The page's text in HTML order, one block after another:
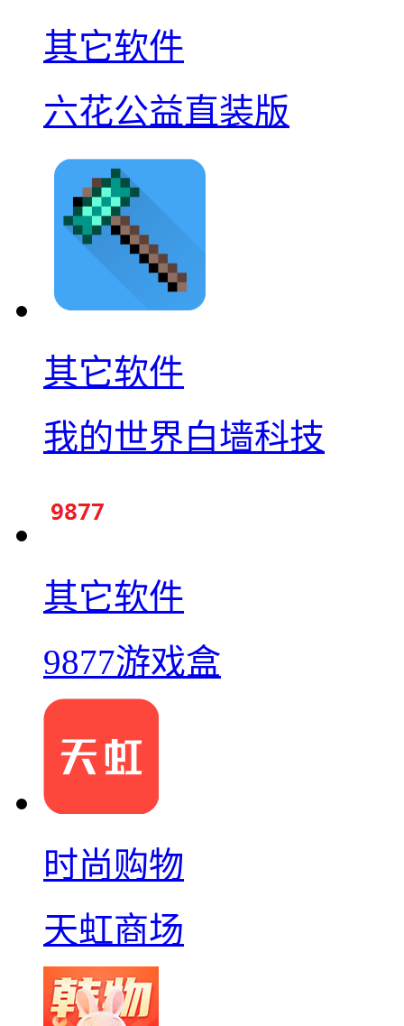
其它软件
六花公益直装版
其它软件
我的世界白墙科技
其它软件
9877游戏盒
时尚购物
天虹商场